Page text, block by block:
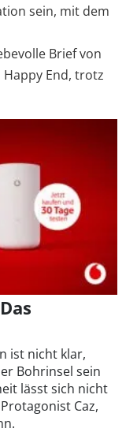
sein, mit dem
Brief von
End, trotz
ist nicht klar,
Bohrinsel sein
lässt sich nicht
Caz,